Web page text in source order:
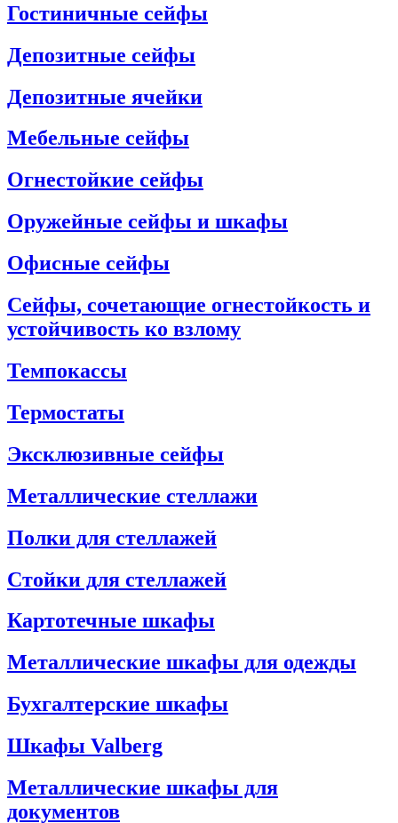
Гостиничные сейфы
Депозитные сейфы
Депозитные ячейки
Мебельные сейфы
Огнестойкие сейфы
Оружейные сейфы и шкафы
Офисные сейфы
Сейфы, сочетающие огнестойкость и
устойчивость ко взлому
Темпокассы
Термостаты
Эксклюзивные сейфы
Металлические стеллажи
Полки для стеллажей
Стойки для стеллажей
Картотечные шкафы
Металлические шкафы для одежды
Бухгалтерские шкафы
Шкафы Valberg
Металлические шкафы для
документов